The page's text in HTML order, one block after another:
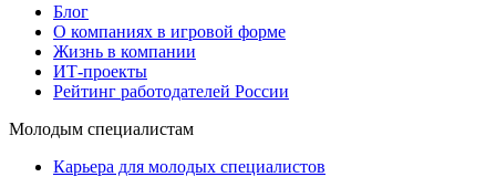
Блог
О компаниях в игровой форме
Жизнь в компании
ИТ-проекты
Рейтинг работодателей России
Молодым специалистам
Карьера для молодых специалистов